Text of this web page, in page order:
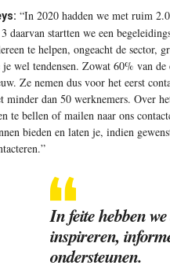
“In 2020 hadden we met ruim
daarvan startten we een
te helpen, ongeacht de
je wel tendensen. Zowat 60% van
Ze nemen dus voor het eerst
minder dan 50 werknemers. Over
te bellen of mailen naar ons
bieden en laten je, indien
In feite hebben
inspireren,
ondersteunen.